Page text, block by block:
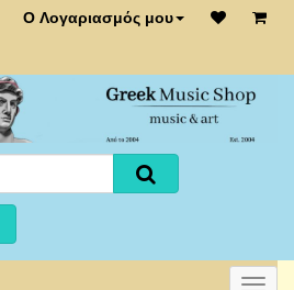
Ο Λογαριασμός μου